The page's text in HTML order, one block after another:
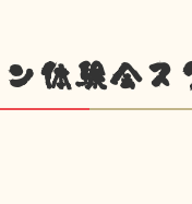
体験会ス